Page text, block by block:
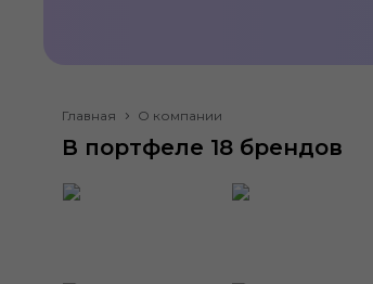
Главная О компании
В портфеле 18 брендов